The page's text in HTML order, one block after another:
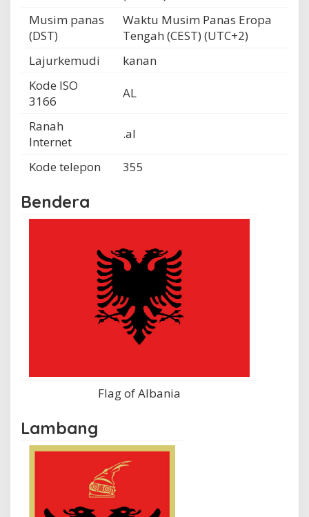
Musim panas
(DST)
Waktu Musim Panas Eropa
Tengah (CEST) (UTC+2)
Lajurkemudi
kanan
Kode ISO
3166
AL
Ranah
Internet
.al
Kode telepon 355
Bendera
Flag of Albania
Lambang